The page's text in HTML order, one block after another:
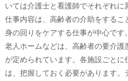
いては介護士と看護師でそれぞれ
仕事内容は、高齢者の介助をするこ
身の回りをケアする仕事が中心です
老人ホームなどは、高齢者の要介護
が定められています。各施設ごと
は、把握しておく必要があります